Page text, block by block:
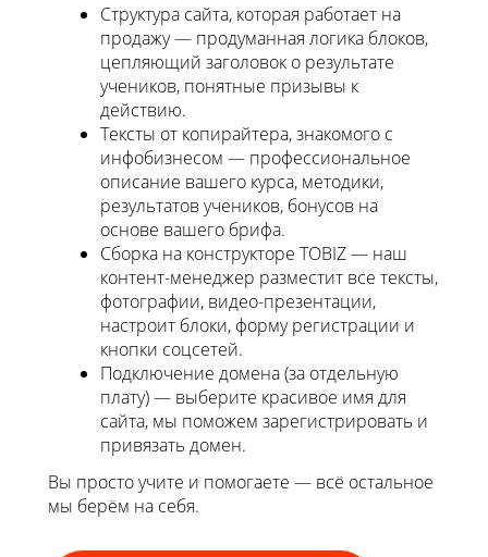
Структура сайта, которая работает на
продажу — продуманная логика блоков,
цепляющий заголовок о результате
учеников, понятные призывы к
действию.
Тексты от копирайтера, знакомого с
инфобизнесом — профессиональное
описание вашего курса, методики,
результатов учеников, бонусов на
основе вашего брифа.
Сборка на конструкторе TOBIZ — наш
контент-менеджер разместит все тексты,
фотографии, видео-презентации,
настроит блоки, форму регистрации и
кнопки соцсетей.
Подключение домена (за отдельную
плату) — выберите красивое имя для
сайта, мы поможем зарегистрировать и
привязать домен.
Вы просто учите и помогаете — всё остальное
мы берём на себя.